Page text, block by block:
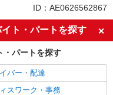
ID：AE0626562867
ト・パートを探す
・パートを探す
バー・配達
スワーク・事務